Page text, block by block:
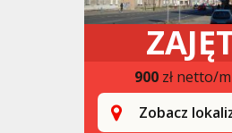
900zł netto/
Zobacz